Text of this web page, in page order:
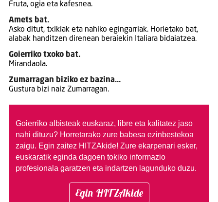
Fruta, ogia eta kafesnea.
Amets bat.
Asko ditut, txikiak eta nahiko egingarriak. Horietako bat,
alabak handitzen direnean beraiekin Italiara bidaiatzea.
Goierriko txoko bat.
Mirandaola.
Zumarragan biziko ez bazina…
Gustura bizi naiz Zumarragan.
Goierriko albisteak euskaraz, libre eta kalitatez jaso
nahi dituzu? Horretarako zure babesa ezinbestekoa
zaigu. Egin zaitez HITZAkide! Zure ekarpenari esker,
euskaratik eginda dagoen tokiko informazio
profesionala garatzen eta indartzen lagunduko duzu.
Egin HITZAkide